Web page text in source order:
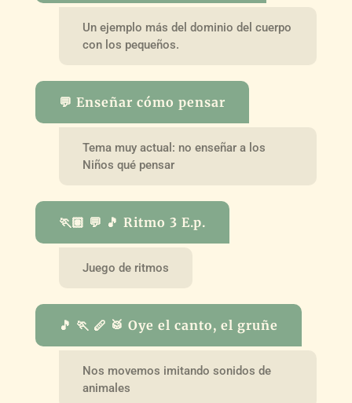
Un ejemplo más del dominio del cuerpo
con los pequeños.
💬 Enseñar cómo pensar
Tema muy actual: no enseñar a los
Niños qué pensar
🏃🏽 💬 🎵 Ritmo 3 E.p.
Juego de ritmos
🎵 🏃 🪈 🥁 Oye el canto, el gruñe
Nos movemos imitando sonidos de
animales